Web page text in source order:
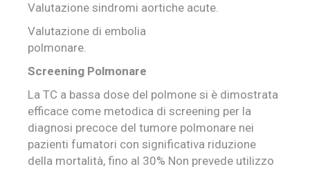
Valutazione sindromi aortiche acute.
Valutazione di embolia
polmonare.
Screening Polmonare
La TC a bassa dose del polmone si è dimostrata
efficace come metodica di screening per la
diagnosi precoce del tumore polmonare nei
pazienti fumatori con significativa riduzione
della mortalità, fino al 30% Non prevede utilizzo